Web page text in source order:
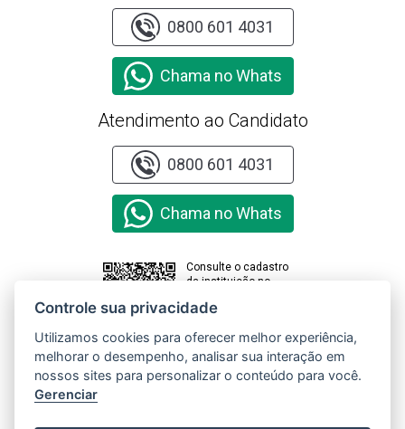
0800 601 4031
Chama no Whats
Atendimento ao Candidato
0800 601 4031
Chama no Whats
Consulte o cadastro
da instituição no
Clique aqui e
acesse o
Controle sua privacidade
Utilizamos cookies para oferecer melhor experiência,
melhorar o desempenho, analisar sua interação em
nossos sites para personalizar o conteúdo para você.
Gerenciar